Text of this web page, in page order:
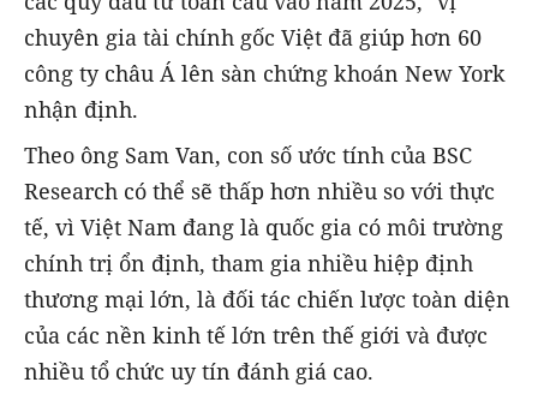
chuyên gia tài chính gốc Việt đã giúp hơn 60
công ty châu Á lên sàn chứng khoán New York
nhận định.
Theo ông Sam Van, con số ước tính của BSC
Research có thể sẽ thấp hơn nhiều so với thực
tế, vì Việt Nam đang là quốc gia có môi trường
chính trị ổn định, tham gia nhiều hiệp định
thương mại lớn, là đối tác chiến lược toàn diện
của các nền kinh tế lớn trên thế giới và được
nhiều tổ chức uy tín đánh giá cao.